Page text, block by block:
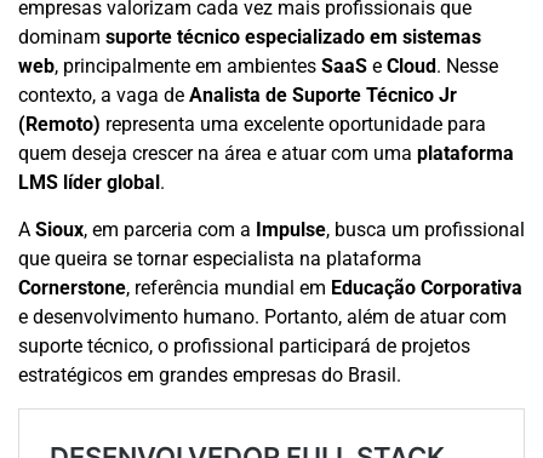
empresas valorizam cada vez mais profissionais que
dominam suporte técnico especializado em sistemas
web, principalmente em ambientes SaaS e Cloud. Nesse
contexto, a vaga de Analista de Suporte Técnico Jr
(Remoto) representa uma excelente oportunidade para
quem deseja crescer na área e atuar com uma plataforma
LMS líder global.
A Sioux, em parceria com a Impulse, busca um profissional
que queira se tornar especialista na plataforma
Cornerstone, referência mundial em Educação Corporativa
e desenvolvimento humano. Portanto, além de atuar com
suporte técnico, o profissional participará de projetos
estratégicos em grandes empresas do Brasil.